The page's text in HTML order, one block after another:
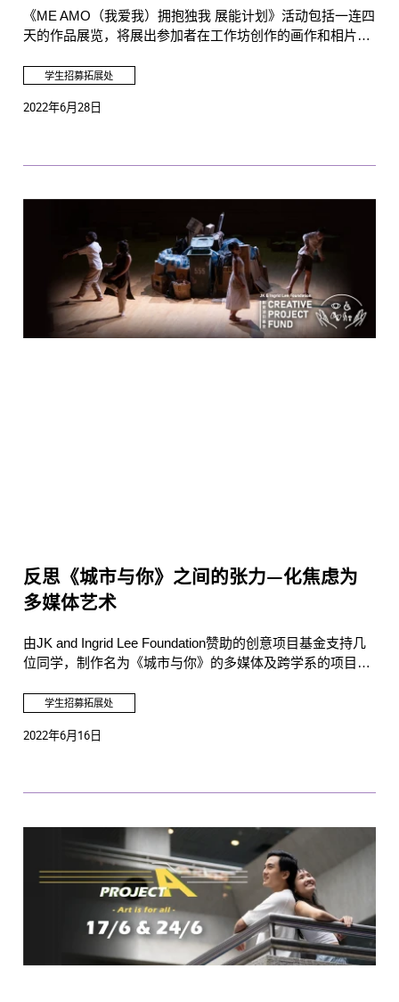
《ME AMO（我爱我）拥抱独我 展能计划》活动包括一连四
天的作品展览，将展出参加者在工作坊创作的画作和相片，
自己故事。
学生招募拓展处
2022年6月28日
反思《城市与你》之间的张力—化焦虑为
多媒体艺术
由JK and Ingrid Lee Foundation赞助的创意项目基金支持几
位同学，制作名为《城市与你》的多媒体及跨学系的项目，
学生招募拓展处
2022年6月16日